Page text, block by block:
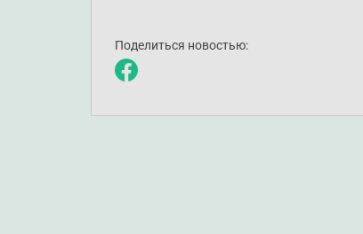
Поделиться новостью: